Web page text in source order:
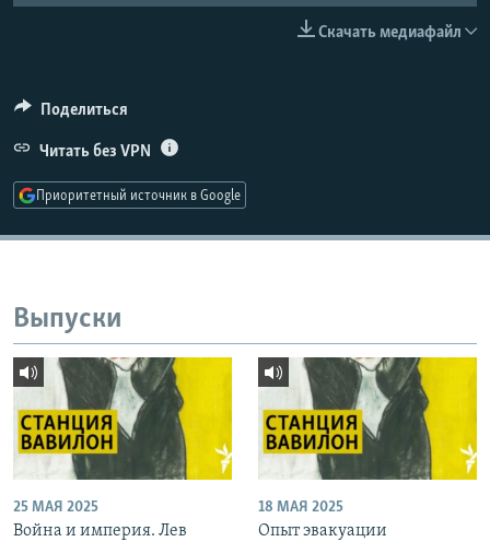
СОЦИАЛЬНЫЕ СЕТИ
Скачать медиафайл
Поделиться
Читать без VPN
Приоритетный источник в Google
Выпуски
25 МАЯ 2025
Война и империя. Лев
18 МАЯ 2025
Опыт эвакуации